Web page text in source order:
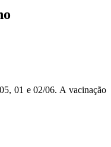
01 e 02/06. A vacinação